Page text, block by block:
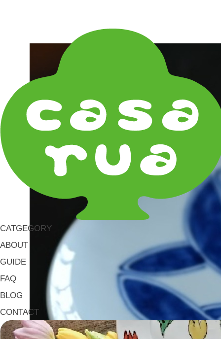
CATGEGORY
ABOUT
GUIDE
FAQ
BLOG
CONTACT